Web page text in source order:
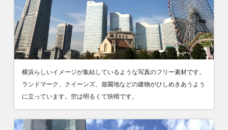
横浜らしいイメージが集結しているような写真のフリー素材です。
ランドマーク、クイーンズ、遊園地などの建物がひしめきあうよう
に立っています。空は明るくて快晴です。